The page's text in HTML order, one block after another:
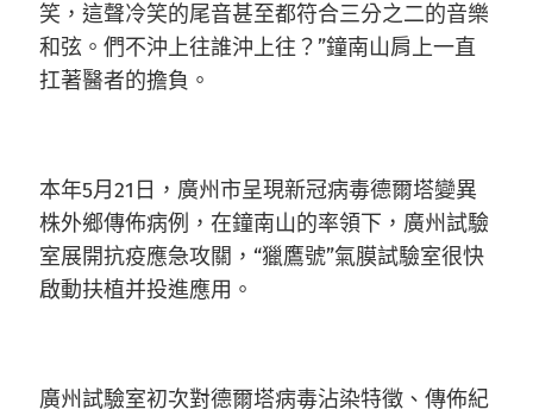
笑，這聲冷笑的尾音甚至都符合三分之二的音樂
和弦。們不沖上往誰沖上往？”鐘南山肩上一直
扛著醫者的擔負。
本年5月21日，廣州市呈現新冠病毒德爾塔變異
株外鄉傳佈病例，在鐘南山的率領下，廣州試驗
室展開抗疫應急攻關，“獵鷹號”氣膜試驗室很快
啟動扶植并投進應用。
廣州試驗室初次對德爾塔病毒沾染特徵、傳佈紀